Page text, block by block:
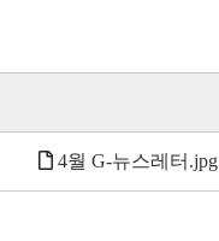
4월 G-뉴스레터.jpg